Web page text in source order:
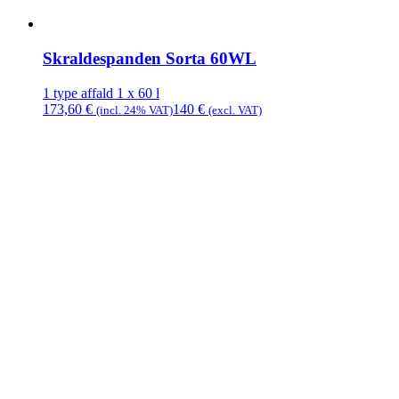
Skraldespanden Sorta 60WL
1 type affald 1 x 60 l
173,60 € (incl. 24% VAT)140 € (excl. VAT)